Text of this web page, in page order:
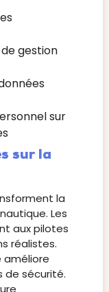
gestion
sur
sur la
la
Les
aux pilotes
réalistes.
améliore
de sécurité.